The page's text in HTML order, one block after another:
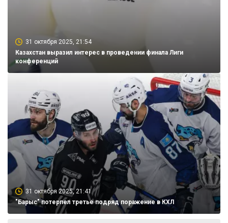
31 октября 2025, 21:54
Казахстан выразил интерес в проведении финала Лиги
конференций
31 октября 2025, 21:41
"Барыс" потерпел третье подряд поражение в КХЛ